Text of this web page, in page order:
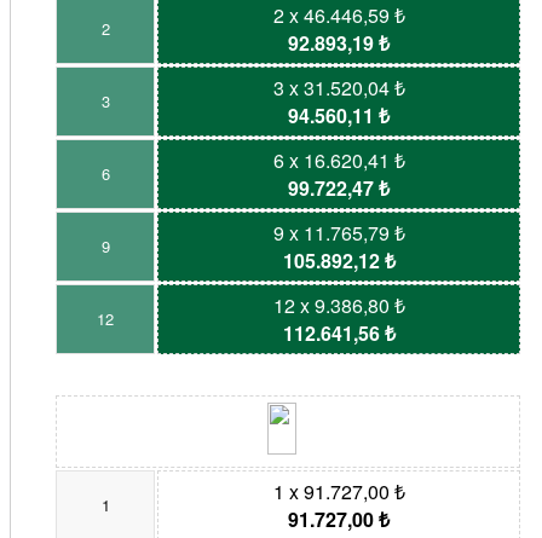
2
2 x 46.446,59 ₺
92.893,19 ₺
3
3 x 31.520,04 ₺
94.560,11 ₺
6
6 x 16.620,41 ₺
99.722,47 ₺
9
9 x 11.765,79 ₺
105.892,12 ₺
12
12 x 9.386,80 ₺
112.641,56 ₺
1
1 x 91.727,00 ₺
91.727,00 ₺